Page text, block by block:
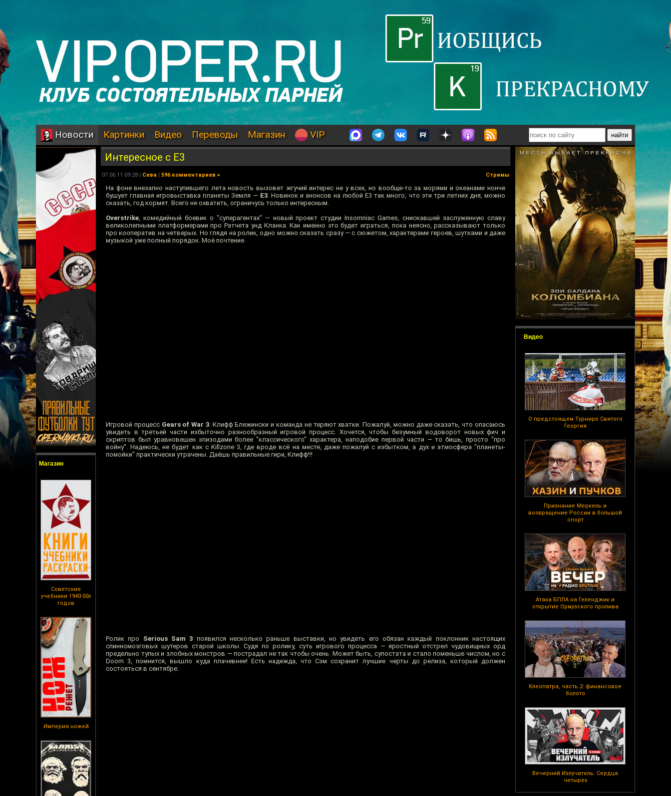
Новости Картинки Видео Переводы Магазин VIP
Магазин
Советские
учебники 1940-50х
годов
Империя ножей
Видео
О предстоящем Турнире Святого
Георгия
Признание Меркель и
возвращение России в большой
спорт
Атака БПЛА на Геленджик и
открытие Ормузского пролива
Клеопатра, часть 2: финансовое
болото
Вечерний Излучатель: Сердца
четырех
Интересное с E3
07.06.11 09:28 | Сева | 596 комментариев » Стримы
На фоне внезапно наступившего лета новость вызовет жгучий интерес не у всех, но вообще-то за морями и океанами нонче
бушует главная игровыставка планеты Земля — E3. Новинок и анонсов на любой E3 так много, что эти три летних дня, можно
сказать, год кормят. Всего не охватить, ограничусь только интересным.
Overstrike, комедийный боевик о "суперагентах" — новый проект студии Insomniac Games, снискавшей заслуженную славу
великолепными платформерами про Ратчета унд Кланка. Как именно это будет играться, пока неясно, рассказывают только
про кооператив на четверых. Но глядя на ролик, одно можно сказать сразу — с сюжетом, характерами героев, шутками и даже
музыкой уже полный порядок. Моё почтение.
Игровой процесс Gears of War 3. Клифф Блежински и команда не теряют хватки. Пожалуй, можно даже сказать, что опасаюсь
увидеть в третьей части избыточно разнообразный игровой процесс. Хочется, чтобы безумный водоворот новых фич и
скриптов был уравновешен эпизодами более "классического" характера, наподобие первой части — то бишь, просто "про
войну". Надеюсь, не будет как с Killzone 3, где вроде всё на месте, даже пожалуй с избытком, а дух и атмосфера "планеты-
помойки" практически утрачены. Даёшь правильные гири, Клифф!!!
Ролик про Serious Sam 3 появился несколько раньше выставки, но увидеть его обязан каждый поклонник настоящих
спинномозговых шутеров старой школы. Судя по ролику, суть игрового процесса — яростный отстрел чудовищных орд
предельно тупых и злобных монстров — пострадал не так чтобы очень. Может быть, супостата и стало поменьше числом, но с
Doom 3, помнится, вышло куда плачевнее! Есть надежда, что Сэм сохранит лучшие черты до релиза, который должен
состояться в сентябре.